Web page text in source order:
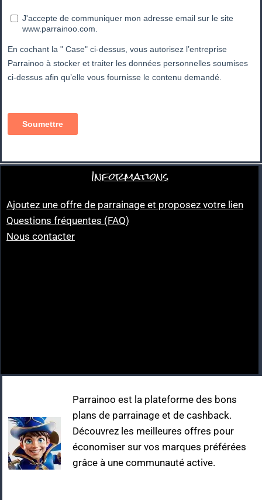
Informations
Ajoutez une offre de parrainage et proposez votre lien
Questions fréquentes (FAQ)
Nous contacter
Parrainoo est la plateforme des bons
plans de parrainage et de cashback.
Découvrez les meilleures offres pour
économiser sur vos marques préférées
grâce à une communauté active.